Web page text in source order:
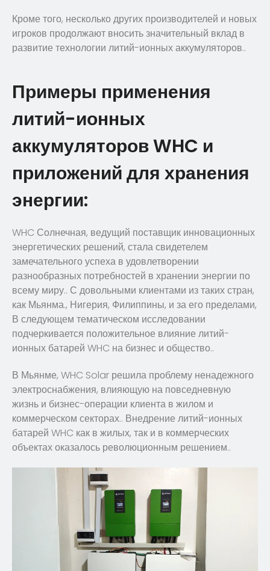
Кроме того, несколько других производителей и новых
игроков продолжают вносить значительный вклад в
развитие технологии литий-ионных аккумуляторов..
Примеры применения
литий-ионных
аккумуляторов WHC и
приложений для хранения
энергии:
WHC Солнечная, ведущий поставщик инновационных
энергетических решений, стала свидетелем
замечательного успеха в удовлетворении
разнообразных потребностей в хранении энергии по
всему миру.. С довольными клиентами из таких стран,
как Мьянма., Нигерия, Филиппины, и за его пределами,
В следующем тематическом исследовании
подчеркивается положительное влияние литий-
ионных батарей WHC на бизнес и общество..
В Мьянме, WHC Solar решила проблему ненадежного
электроснабжения, влияющую на повседневную
жизнь и бизнес-операции клиента в жилом и
коммерческом секторах.. Внедрение литий-ионных
батарей WHC как в жилых, так и в коммерческих
объектах оказалось революционным решением..